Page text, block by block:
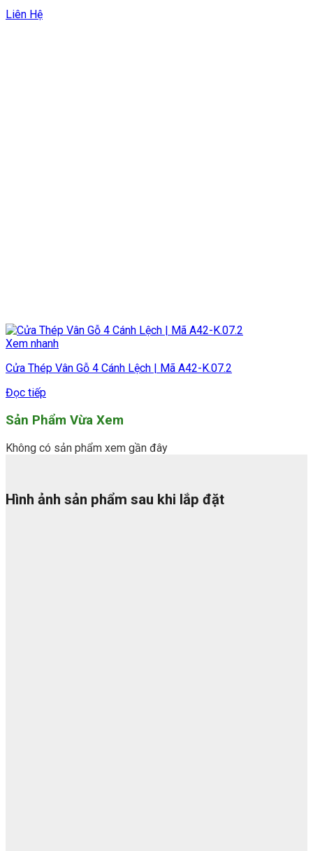
Liên Hệ
Xem nhanh
Cửa Thép Vân Gỗ 4 Cánh Lệch | Mã A42-K.07.2
Đọc tiếp
Sản Phẩm Vừa Xem
Không có sản phẩm xem gần đây
Hình ảnh sản phẩm sau khi lắp đặt